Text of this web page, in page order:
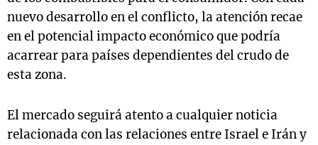
nuevo desarrollo en el conflicto, la atención recae
en el potencial impacto económico que podría
acarrear para países dependientes del crudo de
esta zona.
El mercado seguirá atento a cualquier noticia
relacionada con las relaciones entre Israel e Irán y